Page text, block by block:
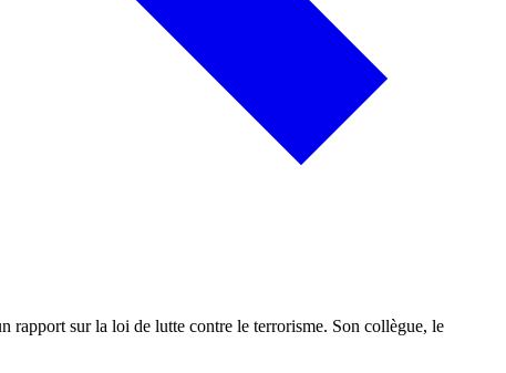
rapport sur la loi de lutte contre le terrorisme. Son collègue, le